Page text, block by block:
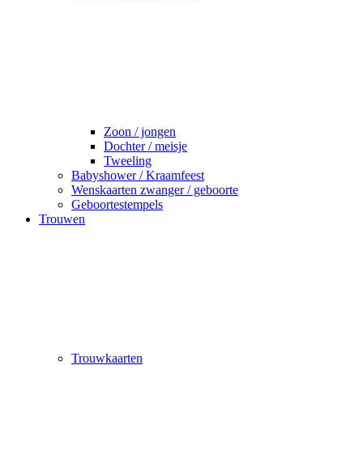
Zoon / jongen
Dochter / meisje
Tweeling
Babyshower / Kraamfeest
Wenskaarten zwanger / geboorte
Geboortestempels
Trouwen
Trouwkaarten